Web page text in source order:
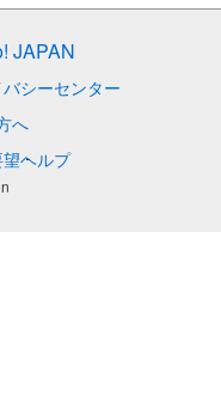
JAPAN
シーセンター
へ
ヘルプ